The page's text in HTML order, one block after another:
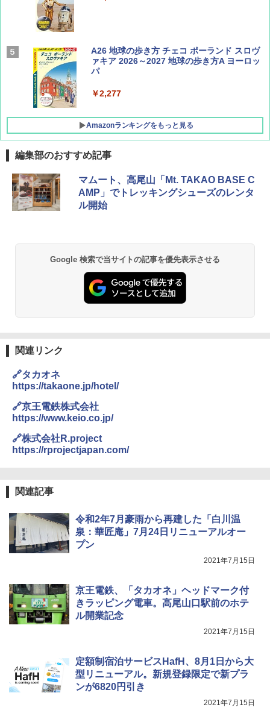
AIRLINE（エアライン）2026年9月号【特
集】ボーイング110周年を祝して！
A26 地球の歩き方 チェコ ポーランド スロヴ
ァキア 2026～2027 地球の歩き方A ヨーロッ
パ
￥2,277
Amazonランキングをもっと見る
[キャンパーズコレクション 山善] ポップアッ
プテント 傘みたいに広げて畳める パッとサ
ッとサンシェード キューブ フルクローズ メ
ッシュ 簡単設置 ワンタッチテント キャンプ
PYKES PEAK (パイクスピーク) 着替えテン
ト プライバシー テント 【中が透けない】 1
人用 折りたたみ 防災グッズ 災害用トイレ ビ
ーチ ピクニック ポップアップテント 携帯 簡
テント ワンタッチ RENEW 幅200 2-3人用 43
500002(88859)
￥5,999
[キャンパーズコレクション 山善] 傘みたいに
[キャンパーズコレクション 山善] 傘みたいに
広げるだけ パッとサッとテント キューブワ
イド ブラックコーティング フルクローズ メ
ATCW-150B エクルベージュ
￥-
DEWEL パラソル 大型 ビーチ アウトドアパ
ラソル ガーデン サイトシート付 折りたたみ
防水 UVカット 4段階高さ調整 軽量 収納袋付
き
GRANDOOR ステンレス保冷剤 2個セット 2
026リニューアル 急速冷凍 空間倍増 衛生的
コンパクト 保冷力長持ち
￥2,980
付き ヒグマ・イノシシ対策 自治体・教育機
関の購入実績 登山・キャンプ・アウトドア・
防災用品 長期保存可能 緊急時用 日本国内発
送
￥3,680
着替えテント トイレテント 透けない【換気
通気窓付き】収納袋付き UVカット 防水 防災
コンパクト iimono117 (ブルー)
￥3,080
編集部のおすすめ記事
マムート、高尾山「Mt. TAKAO BASE C
AMP」でトレッキングシューズのレンタ
ル開始
Google 検索で当サイトの記事を優先表示させる
関連リンク
🔗タカオネ
https://takaone.jp/hotel/
🔗京王電鉄株式会社
https://www.keio.co.jp/
🔗株式会社R.project
https://rprojectjapan.com/
関連記事
令和2年7月豪雨から再建した「白川温
泉：華匠庵」7月24日リニューアルオー
プン
2021年7月15日
京王電鉄、「タカオネ」ヘッドマーク付
きラッピング電車。高尾山口駅前のホテ
ル開業記念
2021年7月15日
定額制宿泊サービスHafH、8月1日から大
型リニューアル。新規登録限定で新プラ
ンが6820円引き
2021年7月15日